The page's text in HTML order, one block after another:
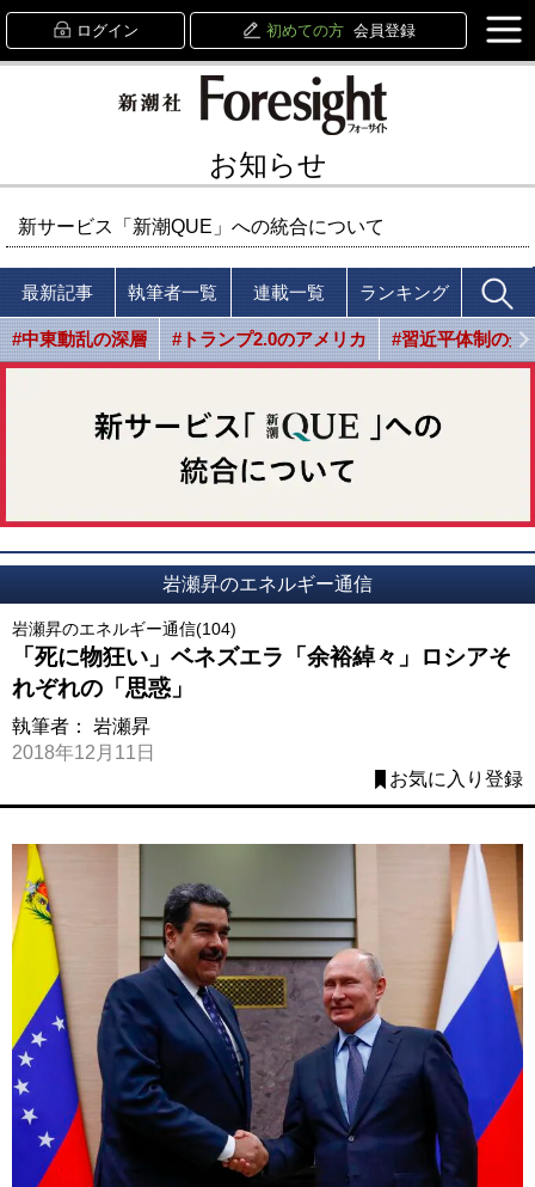
ログイン 初めての方 会員登録
お知らせ
新サービス「新潮QUE」への統合について
最新記事 執筆者一覧 連載一覧 ランキング
#中東動乱の深層 #トランプ2.0のアメリカ #習近平体制の光
岩瀬昇のエネルギー通信
岩瀬昇のエネルギー通信(104)
「死に物狂い」ベネズエラ「余裕綽々」ロシアそ
れぞれの「思惑」
執筆者： 岩瀬昇
2018年12月11日
お気に入り登録